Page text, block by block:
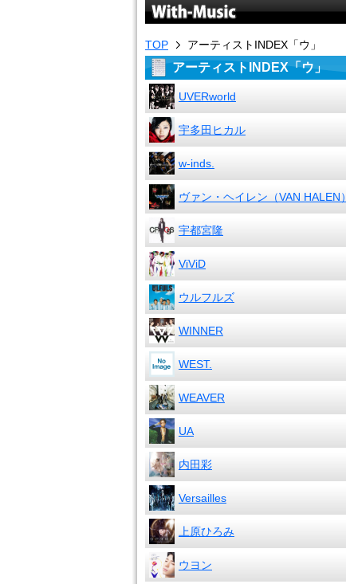
TOP アーティストINDEX「ウ」
アーティストINDEX「ウ」
UVERworld
宇多田ヒカル
w-inds.
ヴァン・ヘイレン（VAN HALEN）
宇都宮隆
ViViD
ウルフルズ
WINNER
WEST.
WEAVER
UA
内田彩
Versailles
上原ひろみ
ウヨン